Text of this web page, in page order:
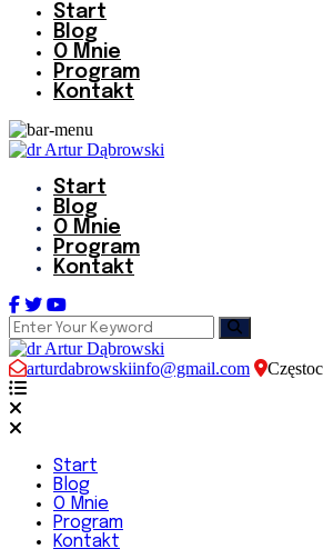
Start
Blog
O Mnie
Program
Kontakt
Start
Blog
O Mnie
Program
Kontakt
arturdabrowskiinfo@gmail.com
Start
Blog
O Mnie
Program
Kontakt